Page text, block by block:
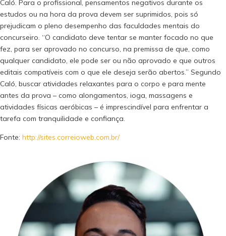
Caló. Para o profissional, pensamentos negativos durante os
estudos ou na hora da prova devem ser suprimidos, pois só
prejudicam o pleno desempenho das faculdades mentais do
concurseiro. “O candidato deve tentar se manter focado no que
fez, para ser aprovado no concurso, na premissa de que, como
qualquer candidato, ele pode ser ou não aprovado e que outros
editais compatíveis com o que ele deseja serão abertos.” Segundo
Caló, buscar atividades relaxantes para o corpo e para mente
antes da prova – como alongamentos, ioga, massagens e
atividades físicas aeróbicas – é imprescindível para enfrentar a
tarefa com tranquilidade e confiança.
Fonte: http://sites.correioweb.com.br/